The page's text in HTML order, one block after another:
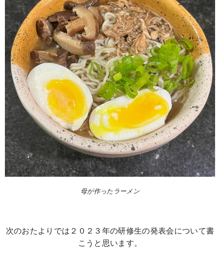
母が作ったラーメン
次のおたよりでは２０２３年の研修生の発表会について書
こうと思います。